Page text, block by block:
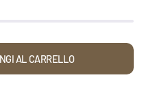
AL CARRELLO